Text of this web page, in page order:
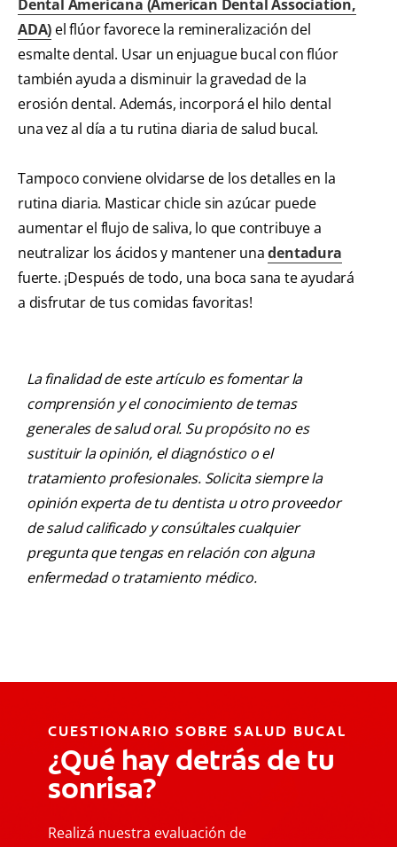
Dental Americana (American Dental Association,
ADA) el flúor favorece la remineralización del
esmalte dental. Usar un enjuague bucal con flúor
también ayuda a disminuir la gravedad de la
erosión dental. Además, incorporá el hilo dental
una vez al día a tu rutina diaria de salud bucal.
Tampoco conviene olvidarse de los detalles en la
rutina diaria. Masticar chicle sin azúcar puede
aumentar el flujo de saliva, lo que contribuye a
neutralizar los ácidos y mantener unadentadura
fuerte. ¡Después de todo, una boca sana te ayudará
a disfrutar de tus comidas favoritas!
La finalidad de este artículo es fomentar la
comprensión y el conocimiento de temas
generales de salud oral. Su propósito no es
sustituir la opinión, el diagnóstico o el
tratamiento profesionales. Solicita siempre la
opinión experta de tu dentista u otro proveedor
de salud calificado y consúltales cualquier
pregunta que tengas en relación con alguna
enfermedad o tratamiento médico.
CUESTIONARIO SOBRE SALUD BUCAL
¿Qué hay detrás de tu
sonrisa?
Realizá nuestra evaluación de